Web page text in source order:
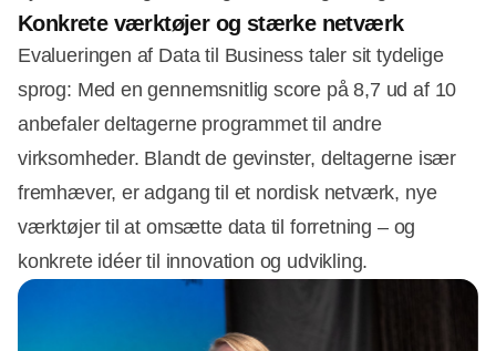
Konkrete værktøjer og stærke netværk
Evalueringen af Data til Business taler sit tydelige
sprog: Med en gennemsnitlig score på 8,7 ud af 10
anbefaler deltagerne programmet til andre
virksomheder. Blandt de gevinster, deltagerne især
fremhæver, er adgang til et nordisk netværk, nye
værktøjer til at omsætte data til forretning – og
konkrete idéer til innovation og udvikling.